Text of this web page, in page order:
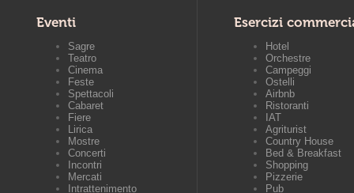
Eventi
Sagre
Teatro
Cinema
Feste
Spettacoli
Cabaret
Fiere
Lirica
Mostre
Concerti
Incontri
Mercati
Intrattenimento
Esercizi
Hotel
Orchestre
Campeggi
Ostelli
Airbnb
Ristoranti
IAT
Agriturist
Country House
Bed & Breakfast
Shopping
Pizzerie
Pub